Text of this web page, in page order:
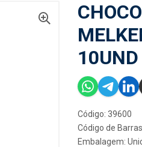
10UND
Código: 39600
Código de
Embalagem: